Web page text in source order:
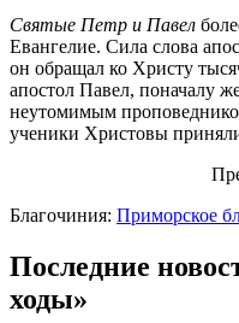
Святые Петр и Павел
Евангелие. Сила слова
он обращал ко Христу
апостол Павел, поначалу
неутомимым
ученики Христовы
Благочиния: Приморское
Последние
ходы»